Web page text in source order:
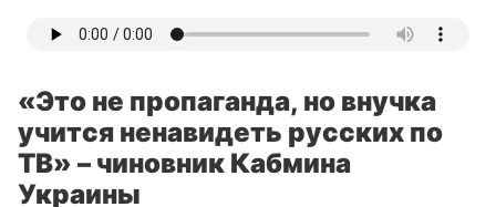
«Это не пропаганда, но внучка
учится ненавидеть русских по
ТВ» – чиновник Кабмина
Украины